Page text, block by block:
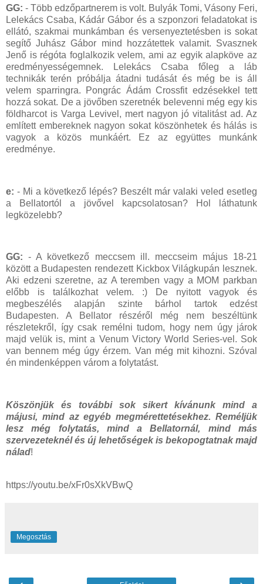
GG: - Több edzőpartnerem is volt. Bulyák Tomi, Vásony Feri,
Lelekács Csaba, Kádár Gábor és a szponzori feladatokat is
ellátó, szakmai munkámban és versenyeztetésben is sokat
segítő Juhász Gábor mind hozzátettek valamit. Svasznek
Jenő is régóta foglalkozik velem, ami az egyik alapköve az
eredményességemnek. Lelekács Csaba főleg a láb
technikák terén próbálja átadni tudását és még be is áll
velem sparringra. Pongrác Ádám Crossfit edzésekkel tett
hozzá sokat. De a jövőben szeretnék belevenni még egy kis
földharcot is Varga Levivel, mert nagyon jó vitalitást ad. Az
említett embereknek nagyon sokat köszönhetek és hálás is
vagyok a közös munkáért. Ez az együttes munkánk
eredménye.
e: - Mi a következő lépés? Beszélt már valaki veled esetleg
a Bellatortól a jövővel kapcsolatosan? Hol láthatunk
legközelebb?
GG: - A következő meccsem ill. meccseim május 18-21
között a Budapesten rendezett Kickbox Világkupán lesznek.
Aki edzeni szeretne, az A teremben vagy a MOM parkban
előbb is találkozhat velem. :) De nyitott vagyok és
megbeszélés alapján szinte bárhol tartok edzést
Budapesten. A Bellator részéről még nem beszéltünk
részletekről, így csak remélni tudom, hogy nem úgy járok
majd velük is, mint a Venum Victory World Series-vel. Sok
van bennem még úgy érzem. Van még mit kihozni. Szóval
én mindenképpen várom a folytatást.
Köszönjük és további sok sikert kívánunk mind a
májusi, mind az egyéb megmérettetésekhez. Reméljük
lesz még folytatás, mind a Bellatornál, mind más
szervezeteknél és új lehetőségek is bekopogtatnak majd
nálad!
https://youtu.be/xFr0sXkVBwQ
Megosztás